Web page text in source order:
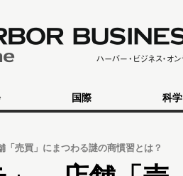
国際 科学
売買」にまつわる謎の商慣習とは？